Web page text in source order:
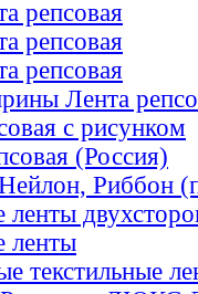
репсовая
репсовая
репсовая
Лента
с рисунком
(Россия)
Риббон
ленты
ленты
текстильные